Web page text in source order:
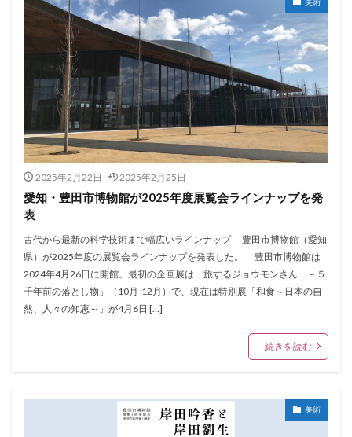
2025年2月22日 2025年2月25日
愛知・豊田市博物館が2025年度展覧会ラインナップを発
表
古代から最新の科学技術まで幅広いラインナップ 豊田市博物館（愛知
県）が2025年度の展覧会ラインナップを発表した。 豊田市博物館は
2024年4月26日に開館。最初の企画展は「旅するジョウモンさん －５
千年前の落とし物」（10月-12月）で、現在は特別展「和食～日本の自
然、人々の知恵～」が4月6日 […]
続きを読む
美術